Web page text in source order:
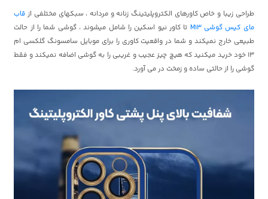
طراحی زیبا و خاص کاورهای الکتروپلیتینگ زنانه و مردانه ، سبکهای مختلفی از قاب
مای کیس گوشی M13
تا کاور نیو اسکین را شامل میشوند ، گوشی شما را از حالت
طبیعی خارج نمیکند و شما در واقعیت کاوری را برای موبایل سامسونگ گلکسی ام
13 خود خرید میکنید که هیچ چیز عجیب و غریبی را به گوشی اضافه نمیکند و فقط
گوشی را از حالتی ساده و زمخت در می آورد.